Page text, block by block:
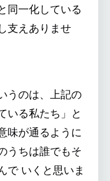
同一化している
支えありませ
うのは、上記の
いる私たち」と
味が通るように
うちは誰でもそ
で いくと思いま